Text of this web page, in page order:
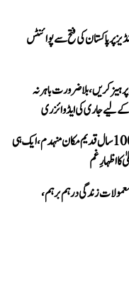
پاکستان کی فتح سے پوائنٹس
کریں، بلاضرورت باہر نہ
کے لیے جاری کی ایڈوائزری
اتر پردیش کے پرتاپ گڑھ میں 100 سال قدیم مکان منہدم، ایک ہی
زندگی درہم برہم،